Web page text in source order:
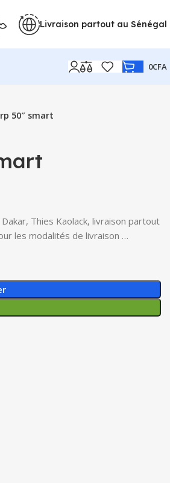
Livraison partout au Sénégal
0CFA
50″ smart
Thies Kaolack, livraison partout
les modalités de livraison …